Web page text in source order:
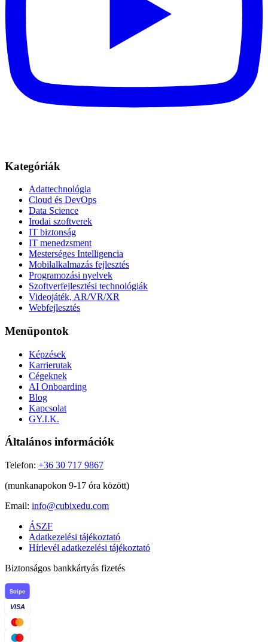
Kategóriák
Adattechnológia
Cloud és DevOps
Data Science
Irodai szoftverek
IT biztonság
IT menedzsment
Mesterséges Intelligencia
Mobilalkalmazás fejlesztés
Programozási nyelvek
Szoftverfejlesztési technológiák
Videojáték, AR/VR/XR
Webfejlesztés
Menüpontok
Képzések
Karrierutak
Cégeknek
AI Onboarding
Blog
Kapcsolat
GY.I.K.
Általános információk
Telefon: +36 30 717 9867
(munkanapokon 9-17 óra között)
Email: info@cubixedu.com
ÁSZF
Adatkezelési tájékoztató
Hírlevél adatkezelési tájékoztató
Biztonságos bankkártyás fizetés
Stripe
VISA